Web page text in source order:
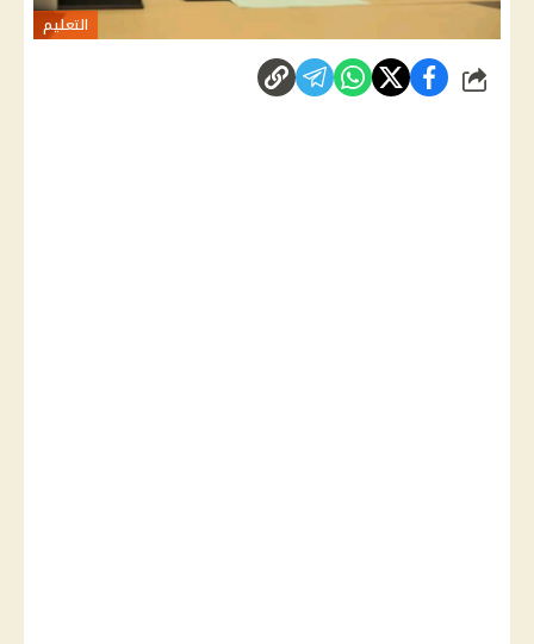
التعليم
شارك